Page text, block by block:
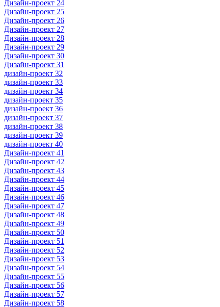
Дизайн-проект 24
Дизайн-проект 25
Дизайн-проект 26
Дизайн-проект 27
Дизайн-проект 28
Дизайн-проект 29
Дизайн-проект 30
Дизайн-проект 31
дизайн-проект 32
дизайн-проект 33
дизайн-проект 34
дизайн-проект 35
дизайн-проект 36
дизайн-проект 37
дизайн-проект 38
дизайн-проект 39
дизайн-проект 40
Дизайн-проект 41
Дизайн-проект 42
Дизайн-проект 43
Дизайн-проект 44
Дизайн-проект 45
Дизайн-проект 46
Дизайн-проект 47
Дизайн-проект 48
Дизайн-проект 49
Дизайн-проект 50
Дизайн-проект 51
Дизайн-проект 52
Дизайн-проект 53
Дизайн-проект 54
Дизайн-проект 55
Дизайн-проект 56
Дизайн-проект 57
Дизайн-проект 58